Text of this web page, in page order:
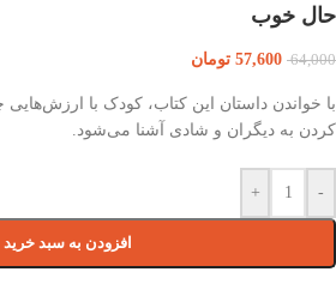
حال خوب
64,000
57,600 تومان
با خواندن داستان این کتاب، کودک با
کردن به دیگران و شادی آشنا می‌شود.
-
+
افزودن به سبد خرید